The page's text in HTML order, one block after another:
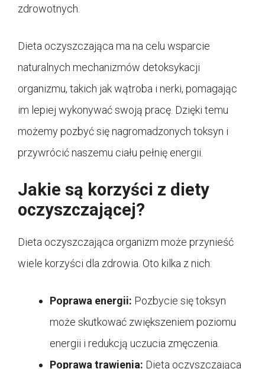
zdrowotnych.
Dieta oczyszczająca ma na celu wsparcie
naturalnych mechanizmów detoksykacji
organizmu, takich jak wątroba i nerki, pomagając
im lepiej wykonywać swoją pracę. Dzięki temu
możemy pozbyć się nagromadzonych toksyn i
przywrócić naszemu ciału pełnię energii.
Jakie są korzyści z diety
oczyszczającej?
Dieta oczyszczająca organizm może przynieść
wiele korzyści dla zdrowia. Oto kilka z nich:
Poprawa energii: Pozbycie się toksyn
może skutkować zwiększeniem poziomu
energii i redukcją uczucia zmęczenia.
Poprawa trawienia: Dieta oczyszczająca